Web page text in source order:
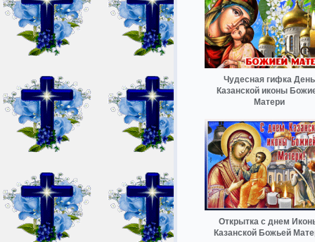
Чудесная гифка День
Казанской иконы
Матери
Открытка с днем
Казанской Божьей